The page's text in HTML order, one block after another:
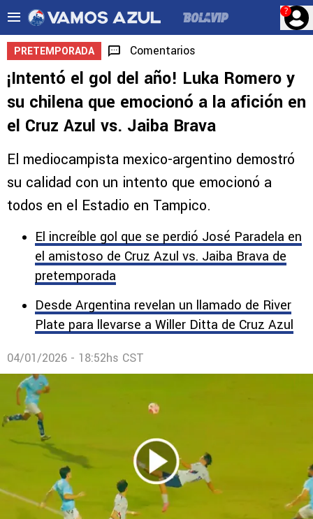
?
PRETEMPORADA Comentarios
¡Intentó el gol del año! Luka Romero y
su chilena que emocionó a la afición en
el Cruz Azul vs. Jaiba Brava
El mediocampista mexico-argentino demostró
su calidad con un intento que emocionó a
todos en el Estadio en Tampico.
El increíble gol que se perdió José Paradela en
el amistoso de Cruz Azul vs. Jaiba Brava de
pretemporada
Desde Argentina revelan un llamado de River
Plate para llevarse a Willer Ditta de Cruz Azul
04/01/2026 - 18:52hs CST